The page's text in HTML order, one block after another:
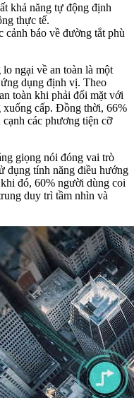
khả năng tự động định
thực tế.
cảnh báo về đường tắt phù
ngại về an toàn là một
dụng định vị. Theo
toàn khi phải đối mặt với
xuống cấp. Đồng thời, 66%
các phương tiện cỡ
giọng nói đóng vai trò
dụng tính năng điều hướng
đó, 60% người dùng coi
duy trì tầm nhìn và